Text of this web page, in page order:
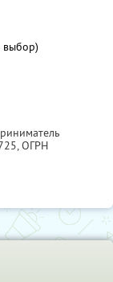
выбор)
, ОГРН